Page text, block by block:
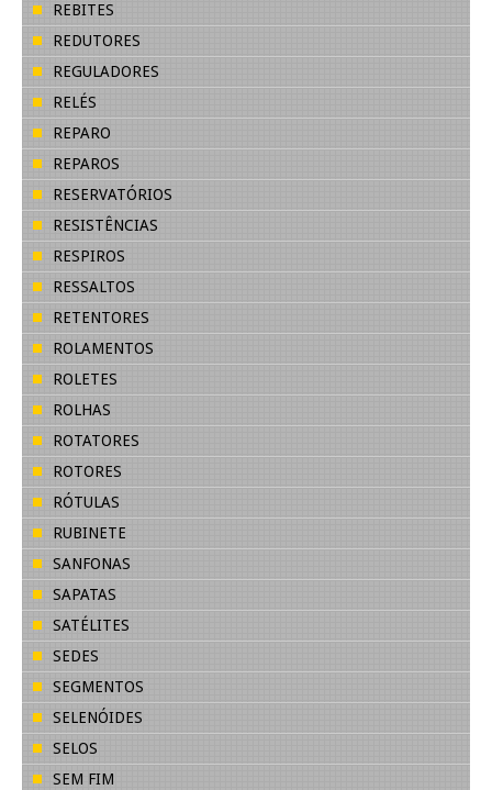
REBITES
REDUTORES
REGULADORES
RELÉS
REPARO
REPAROS
RESERVATÓRIOS
RESISTÊNCIAS
RESPIROS
RESSALTOS
RETENTORES
ROLAMENTOS
ROLETES
ROLHAS
ROTATORES
ROTORES
RÓTULAS
RUBINETE
SANFONAS
SAPATAS
SATÉLITES
SEDES
SEGMENTOS
SELENÓIDES
SELOS
SEM FIM